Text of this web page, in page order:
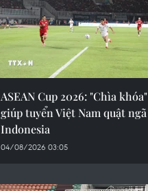
ASEAN Cup 2026: "Chìa khóa"
giúp tuyển Việt Nam quật ngã
Indonesia
04/08/2026 03:05